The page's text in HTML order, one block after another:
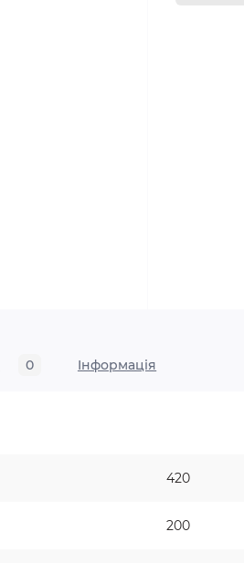
0 Iнформація
420
200